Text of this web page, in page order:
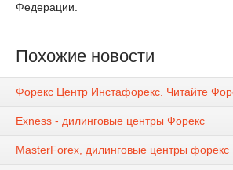
Федерации.
Похожие новости
Форекс Центр Инстафорекс. Читайте
Exness - дилинговые центры Форекс
MasterForex, дилинговые центры форекс